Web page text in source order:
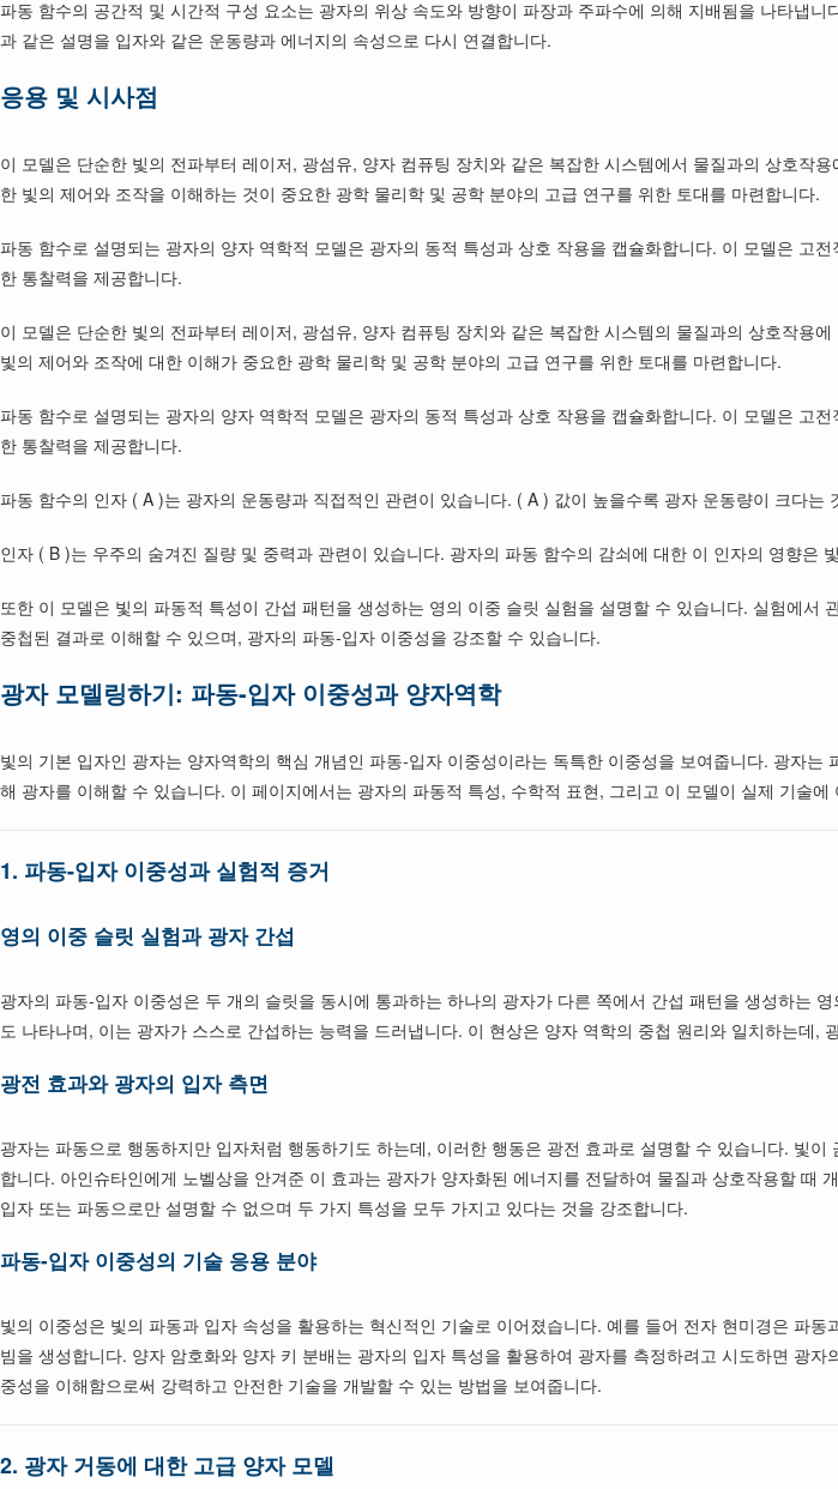
파동 함수의 공간적 및 시간적 구성 요소는 광자의 위상 속도와 방향이 파장과 주파수에 의해 지배됨을 나타냅
과 같은 설명을 입자와 같은 운동량과 에너지의 속성으로 다시 연결합니다.
응용 및 시사점
이 모델은 단순한 빛의 전파부터 레이저, 광섬유, 양자 컴퓨팅 장치와 같은 복잡한 시스템에서 물질과의 상호
한 빛의 제어와 조작을 이해하는 것이 중요한 광학 물리학 및 공학 분야의 고급 연구를 위한 토대를 마련합니다.
파동 함수로 설명되는 광자의 양자 역학적 모델은 광자의 동적 특성과 상호 작용을 캡슐화합니다. 이 모델은 고
한 통찰력을 제공합니다.
이 모델은 단순한 빛의 전파부터 레이저, 광섬유, 양자 컴퓨팅 장치와 같은 복잡한 시스템의 물질과의 상호작
빛의 제어와 조작에 대한 이해가 중요한 광학 물리학 및 공학 분야의 고급 연구를 위한 토대를 마련합니다.
파동 함수로 설명되는 광자의 양자 역학적 모델은 광자의 동적 특성과 상호 작용을 캡슐화합니다. 이 모델은 고
한 통찰력을 제공합니다.
파동 함수의 인자 ( A )는 광자의 운동량과 직접적인 관련이 있습니다. ( A ) 값이 높을수록 광자 운동량이 크다는
인자 ( B )는 우주의 숨겨진 질량 및 중력과 관련이 있습니다. 광자의 파동 함수의 감쇠에 대한 이 인자의 영향
또한 이 모델은 빛의 파동적 특성이 간섭 패턴을 생성하는 영의 이중 슬릿 실험을 설명할 수 있습니다. 실험에
중첩된 결과로 이해할 수 있으며, 광자의 파동-입자 이중성을 강조할 수 있습니다.
광자 모델링하기: 파동-입자 이중성과 양자역학
빛의 기본 입자인 광자는 양자역학의 핵심 개념인 파동-입자 이중성이라는 독특한 이중성을 보여줍니다. 광자
해 광자를 이해할 수 있습니다. 이 페이지에서는 광자의 파동적 특성, 수학적 표현, 그리고 이 모델이 실제 기술
1. 파동-입자 이중성과 실험적 증거
영의 이중 슬릿 실험과 광자 간섭
광자의 파동-입자 이중성은 두 개의 슬릿을 동시에 통과하는 하나의 광자가 다른 쪽에서 간섭 패턴을 생성하는
도 나타나며, 이는 광자가 스스로 간섭하는 능력을 드러냅니다. 이 현상은 양자 역학의 중첩 원리와 일치하는데,
광전 효과와 광자의 입자 측면
광자는 파동으로 행동하지만 입자처럼 행동하기도 하는데, 이러한 행동은 광전 효과로 설명할 수 있습니다. 빛
합니다. 아인슈타인에게 노벨상을 안겨준 이 효과는 광자가 양자화된 에너지를 전달하여 물질과 상호작용할 때
입자 또는 파동으로만 설명할 수 없으며 두 가지 특성을 모두 가지고 있다는 것을 강조합니다.
파동-입자 이중성의 기술 응용 분야
빛의 이중성은 빛의 파동과 입자 속성을 활용하는 혁신적인 기술로 이어졌습니다. 예를 들어 전자 현미경은 파
빔을 생성합니다. 양자 암호화와 양자 키 분배는 광자의 입자 특성을 활용하여 광자를 측정하려고 시도하면 광
중성을 이해함으로써 강력하고 안전한 기술을 개발할 수 있는 방법을 보여줍니다.
2. 광자 거동에 대한 고급 양자 모델